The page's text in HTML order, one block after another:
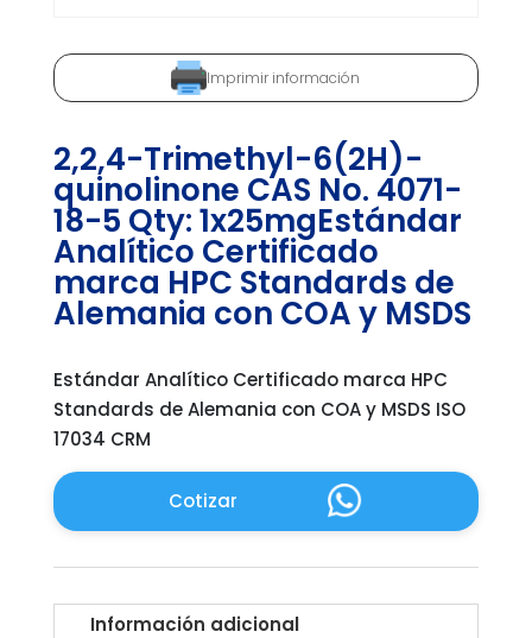
Imprimir información
2,2,4-Trimethyl-6(2H)-
quinolinone CAS No. 4071-
18-5 Qty: 1x25mgEstándar
Analítico Certificado
marca HPC Standards de
Alemania con COA y MSDS
Estándar Analítico Certificado marca HPC
Standards de Alemania con COA y MSDS ISO
17034 CRM
Cotizar
Información adicional